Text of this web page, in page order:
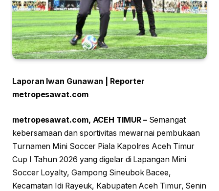
Laporan Iwan Gunawan | Reporter
metropesawat.com
metropesawat.com, ACEH TIMUR –Semangat
kebersamaan dan sportivitas mewarnai pembukaan
Turnamen Mini Soccer Piala Kapolres Aceh Timur
Cup I Tahun 2026 yang digelar di Lapangan Mini
Soccer Loyalty, Gampong Sineubok Bacee,
Kecamatan Idi Rayeuk, Kabupaten Aceh Timur, Senin